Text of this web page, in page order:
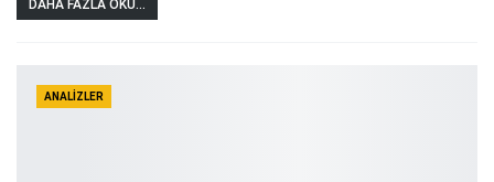
DAHA FAZLA OKU...
ANALIZLER